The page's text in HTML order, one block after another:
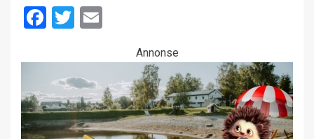
Facebook
Twitter
Annonse